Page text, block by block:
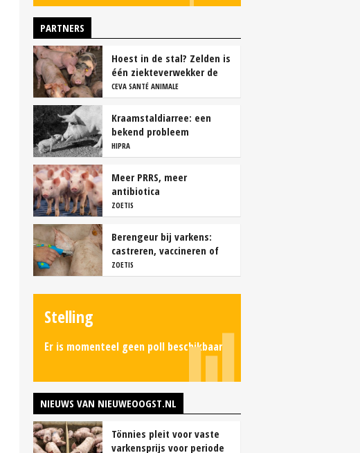
PARTNERS
Hoest in de stal? Zelden is
één ziekteverwekker de
oorzaak
CEVA SANTÉ ANIMALE
Kraamstaldiarree: een
bekend probleem
HIPRA
Meer PRRS, meer
antibiotica
ZOETIS
Berengeur bij varkens:
castreren, vaccineren of
intact houden?
ZOETIS
Stelling
Er is momenteel geen poll beschikbaar.
NIEUWS VAN NIEUWEOOGST.NL
Tönnies pleit voor vaste
varkensprijs voor periode